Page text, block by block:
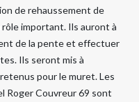
de rehaussement de
important. Ils auront à
de la pente et effectuer
Ils seront mis à
pour le muret. Les
Roger Couvreur 69 sont